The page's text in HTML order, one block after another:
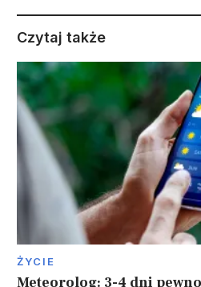
Czytaj także
ŻYCIE
Meteorolog: 3-4 dni